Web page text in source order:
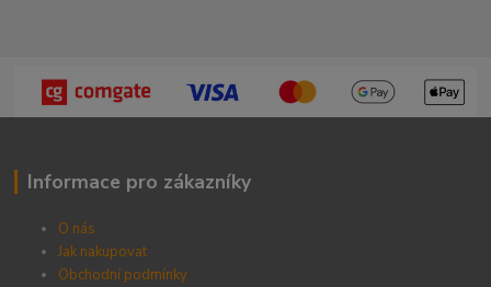
Informace pro zákazníky
O nás
Jak nakupovat
Obchodní podmínky